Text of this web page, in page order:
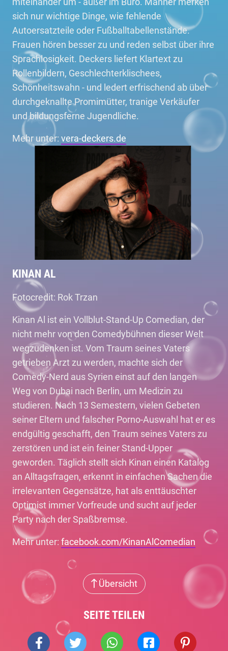
sich nur wichtige Dinge, wie fehlende
Autoersatzteile oder Fußballtabellenstände.
Frauen hören besser zu und reden selbst über ihre
Sprachlosigkeit. Deckers liefert Klartext zu
Rollenbildern, Geschlechterklischees,
Schönheitswahn - und ledert erfrischend ab über
durchgeknallte Promimütter, tranige Verkäufer
und bildungsferne Jugendliche.
Mehr unter: vera-deckers.de
KINAN AL
Fotocredit: Rok Trzan
Kinan Al ist ein Vollblut-Stand-Up Comedian, der
nicht mehr von den Comedybühnen dieser Welt
wegzudenken ist. Vom Traum seines Vaters
getrieben Arzt zu werden, machte sich der
Comedy-Nerd aus Syrien einst auf den langen
Weg von Dubai nach Berlin, um Medizin zu
studieren. Nach 13 Semestern, vielen Gebeten
seiner Eltern und falscher Porno-Auswahl hat er es
endgültig geschafft, den Traum seines Vaters zu
zerstören und ist ein feiner Stand-Upper
geworden. Täglich stellt sich Kinan einen Katalog
an Alltagsfragen, erkennt in einfachen Sachen die
irrelevanten Gegensätze, hat als enttäuschter
Optimist immer Vorfreude und sucht auf jeder
Party nach der Spaßbremse.
Mehr unter: facebook.com/KinanAlComedian
Übersicht
SEITE TEILEN